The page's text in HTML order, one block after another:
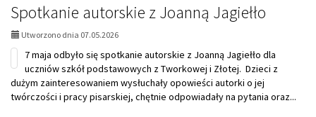
Edytą
Świętek
Spotkanie autorskie z Joanną Jagiełło
Utworzono dnia 07.05.2026
7 maja odbyło się spotkanie autorskie z Joanną Jagiełło dla
uczniów szkół podstawowych z Tworkowej i Złotej. Dzieci z
dużym zainteresowaniem wysłuchały opowieści autorki o jej
twórczości i pracy pisarskiej, chętnie odpowiadały na pytania oraz...